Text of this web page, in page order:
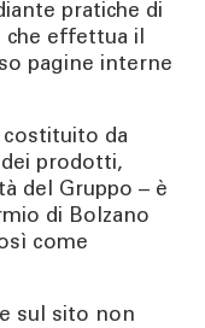
pratiche di
che effettua il
pagine interne
costituito da
prodotti,
del Gruppo – è
di Bolzano
come
sul sito non